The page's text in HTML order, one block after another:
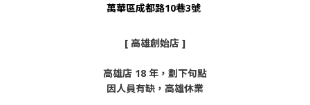
萬華區成都路10巷3號
[ 高雄創始店 ]
高雄店 18 年，劃下句點
因人員有缺，高雄休業